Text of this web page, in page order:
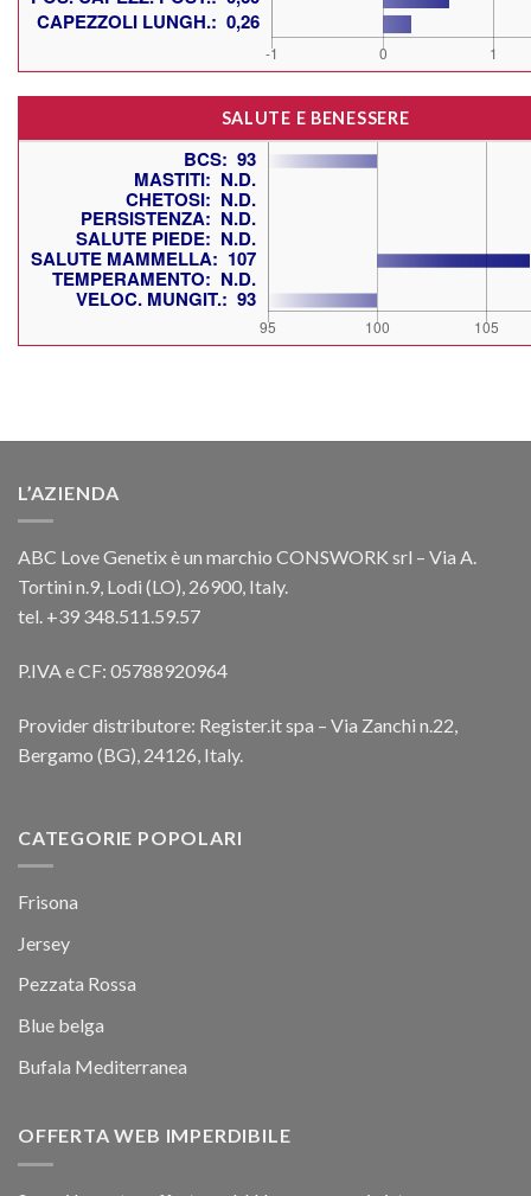
SALUTE E BENESSERE
L’AZIENDA
ABC Love Genetix è un marchio CONSWORK srl – Via A.
Tortini n.9, Lodi (LO), 26900, Italy.
tel. +39 348.511.59.57
P.IVA e CF: 05788920964
Provider distributore: Register.it spa – Via Zanchi n.22,
Bergamo (BG), 24126, Italy.
CATEGORIE POPOLARI
Frisona
Jersey
Pezzata Rossa
Blue belga
Bufala Mediterranea
OFFERTA WEB IMPERDIBILE